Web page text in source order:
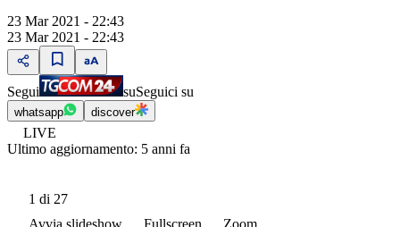
23 Mar 2021 - 22:43
23 Mar 2021 - 22:43
Segui suSeguici su
whatsapp discover
LIVE
Ultimo aggiornamento: 5 anni fa
1 di 27
Avvia slideshow
Fullscreen Zoom